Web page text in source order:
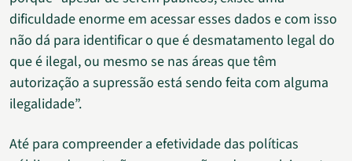
dificuldade enorme em acessar esses dados e com isso
não dá para identificar o que é desmatamento legal do
que é ilegal, ou mesmo se nas áreas que têm
autorização a supressão está sendo feita com alguma
ilegalidade”.
Até para compreender a efetividade das políticas